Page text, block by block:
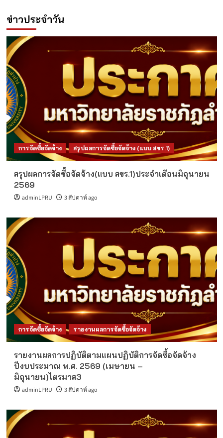
ข่าวประจำวัน
การจัดซื้อจัดจ้าง สรุปผลการจัดซื้อจัดจ้าง (แบบ สขร.1)
สรุปผลการจัดซื้อจัดจ้าง(แบบ สขร.1)ประจำเดือนมิถุนายน
2569
adminLPRU 3 สัปดาห์ ago
การจัดซื้อจัดจ้าง รายงานผลการจัดซื้อจัดจ้าง
รายงานผลการปฏิบัติตามแผนปฏิบัติการจัดซื้อจัดจ้าง
ปีงบประมาณ พ.ศ. 2569 (เมษายน –
มิถุนายน)ไตรมาส3
adminLPRU 3 สัปดาห์ ago